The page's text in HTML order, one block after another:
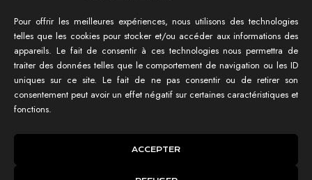
Pour offrir les meilleures expériences, nous utilisons des technologies
telles que les cookies pour stocker et/ou accéder aux informations des
appareils. Le fait de consentir à ces technologies nous permettra de
traiter des données telles que le comportement de navigation ou les ID
uniques sur ce site. Le fait de ne pas consentir ou de retirer son
consentement peut avoir un effet négatif sur certaines caractéristiques et
fonctions.
ACCEPTER
NAVIGATION
Tester mon SEO !
Agence SEO
Témoignages vidéo
IMPAAKT GROUP®
Lexique du SEO